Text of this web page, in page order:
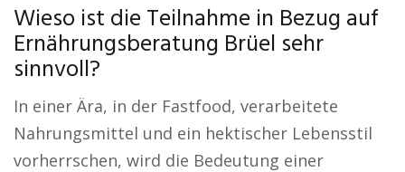
Wieso ist die Teilnahme in Bezug auf
Ernährungsberatung Brüel sehr
sinnvoll?
In einer Ära, in der Fastfood, verarbeitete
Nahrungsmittel und ein hektischer Lebensstil
vorherrschen, wird die Bedeutung einer